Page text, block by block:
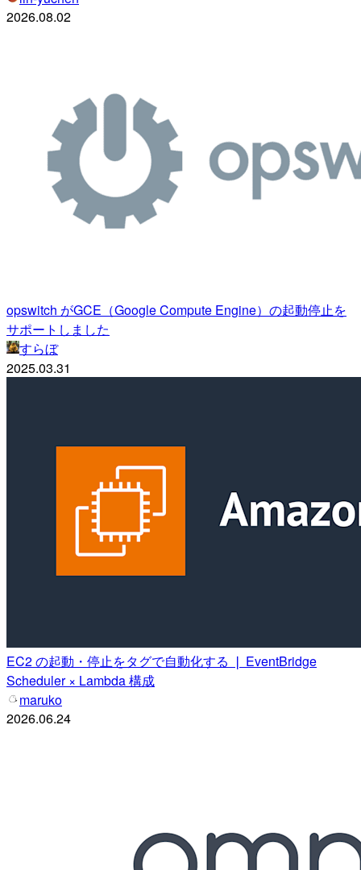
2026.08.02
opswitch がGCE（Google Compute Engine）の起動停止を
サポートしました
すらぼ
2025.03.31
EC2 の起動・停止をタグで自動化する ❘ EventBridge
Scheduler × Lambda 構成
maruko
2026.06.24